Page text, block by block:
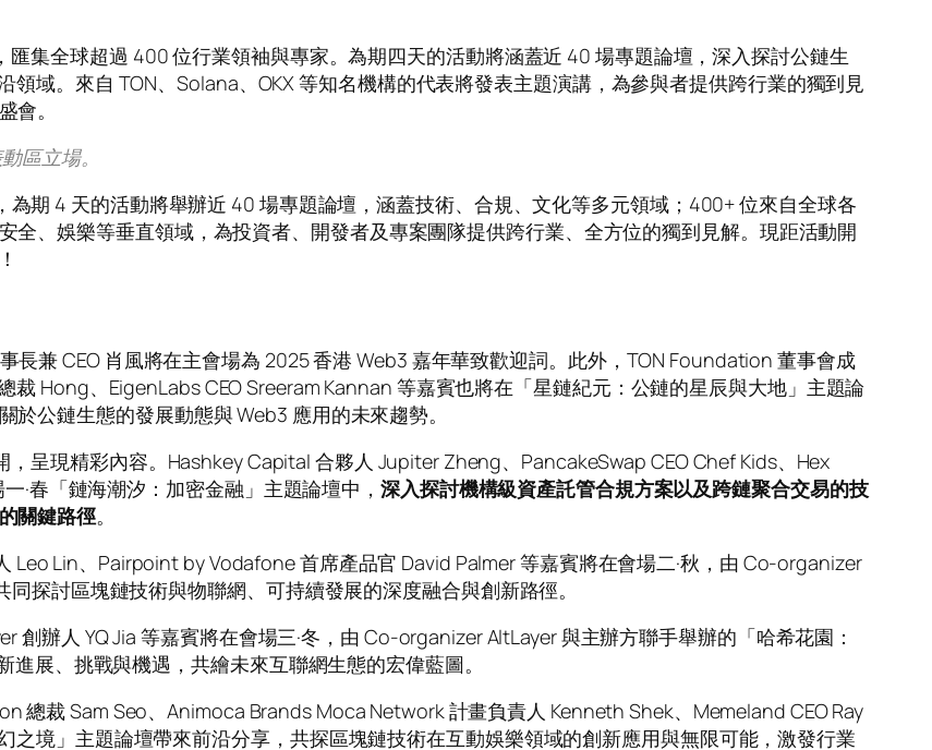
集全球超過 400 位行業領袖與專家。為期四天的活動將涵蓋近 40 場專題論壇，深入探討公鏈生
領域。來自 TON、Solana、OKX 等知名機構的代表將發表主題演講，為參與者提供跨行業的獨到見
會。
區立場。
期 4 天的活動將舉辦近 40 場專題論壇，涵蓋技術、合規、文化等多元領域；400+ 位來自全球各
全、娛樂等垂直領域，為投資者、開發者及專案團隊提供跨行業、全方位的獨到見解。現距活動開
長兼 CEO 肖風將在主會場為 2025 香港 Web3 嘉年華致歡迎詞。此外，TON Foundation 董事會成
裁 Hong、EigenLabs CEO Sreeram Kannan 等嘉賓也將在「星鏈紀元：公鏈的星辰與大地」主題論
公鏈生態的發展動態與 Web3 應用的未來趨勢。
，呈現精彩內容。Hashkey Capital 合夥人 Jupiter Zheng、PancakeSwap CEO Chef Kids、Hex
·春「鏈海潮汐：加密金融」主題論壇中， 深入探討機構級資產託管合規方案以及跨鏈聚合交易的技
關鍵路徑。
Leo Lin、Pairpoint by Vodafone 首席產品官 David Palmer 等嘉賓將在會場二·秋，由 Co-organizer
探討區塊鏈技術與物聯網、可持續發展的深度融合與創新路徑。
創辦人 YQ Jia 等嘉賓將在會場三·冬，由 Co-organizer AltLayer 與主辦方聯手舉辦的「哈希花園：
展、挑戰與機遇，共繪未來互聯網生態的宏偉藍圖。
總裁 Sam Seo、Animoca Brands Moca Network 計畫負責人 Kenneth Shek、Memeland CEO Ray
之境」主題論壇帶來前沿分享，共探區塊鏈技術在互動娛樂領域的創新應用與無限可能，激發行業